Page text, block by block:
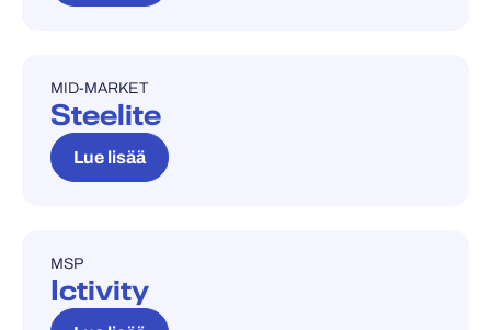
REFERENSSITARINA
MID-MARKET
Steelite
Lue lisää
REFERENSSITARINA
MSP
Ictivity